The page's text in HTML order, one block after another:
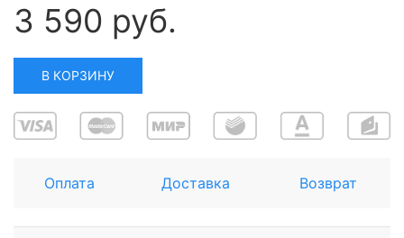
3 590 руб.
В КОРЗИНУ
Оплата Доставка Возврат